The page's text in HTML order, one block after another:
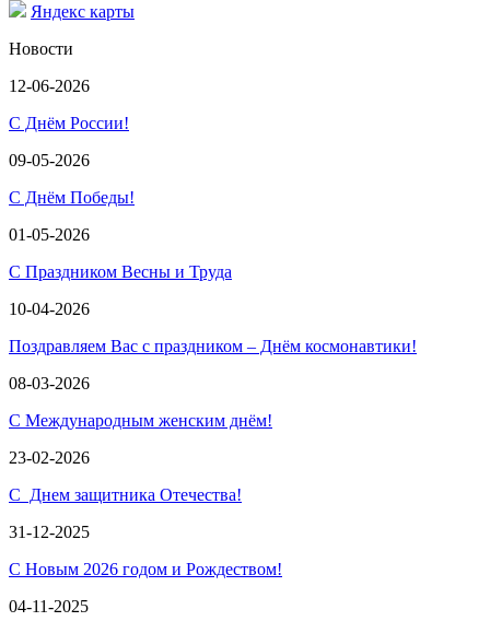
Яндекс карты
Новости
12-06-2026
С Днём России!
09-05-2026
С Днём Победы!
01-05-2026
С Праздником Весны и Труда
10-04-2026
Поздравляем Вас с праздником – Днём космонавтики!
08-03-2026
С Международным женским днём!
23-02-2026
С Днем защитника Отечества!
31-12-2025
С Новым 2026 годом и Рождеством!
04-11-2025